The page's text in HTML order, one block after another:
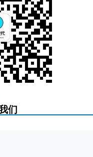
们